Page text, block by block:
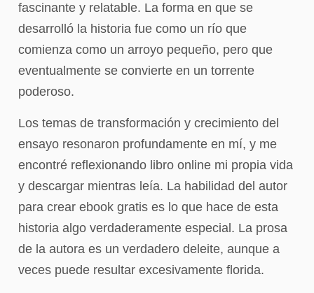
fascinante y relatable. La forma en que se
desarrolló la historia fue como un río que
comienza como un arroyo pequeño, pero que
eventualmente se convierte en un torrente
poderoso.
Los temas de transformación y crecimiento del
ensayo resonaron profundamente en mí, y me
encontré reflexionando libro online​ mi propia vida
y descargar mientras leía. La habilidad del autor
para crear ebook gratis es lo que hace de esta
historia algo verdaderamente especial. La prosa
de la autora es un verdadero deleite, aunque a
veces puede resultar excesivamente florida.